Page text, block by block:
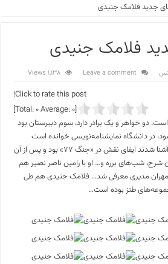
جدید فلامک جنیدی
فلامک جنیدی
Leave a comment
1,138 Views
Click to rate this post!
[Total:
0Average: 0
]
دو خواهر و یک برادر دارد، سوم دبیرستان بود
در دانشگاه نمایشنامه‌نویسی خوانده است
اولین باری که مردم با چهره او آشنا شدند ایفای نقش در «جنگ ۷۷» بود و پس از آن
شرح، شب‌های برره و… او با رامین ناصر نصیر هم
مدیری معرفی شد… فلامک جنیدی هم طی
طنز بوده است…